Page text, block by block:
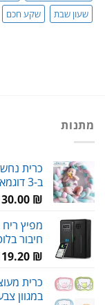
שעון שבת
שקע חכם
מתנות
ב-3 דוגמאות
₪
מפיץ
חיבור
₪
כרית
במגוון צבעים